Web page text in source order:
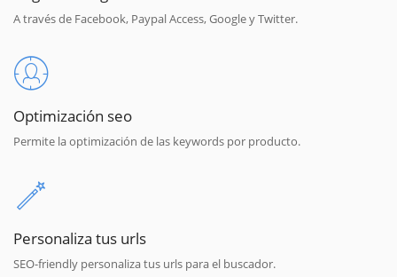
A través de Facebook, Paypal Access, Google y Twitter.
Optimización seo
Permite la optimización de las keywords por producto.
Personaliza tus urls
SEO-friendly personaliza tus urls para el buscador.